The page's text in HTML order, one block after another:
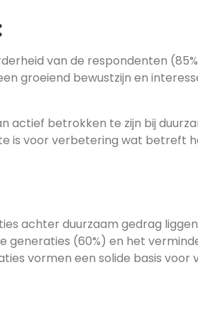
van de respondenten
groeiend bewustzijn en
actief betrokken te zijn bij
is voor verbetering wat betreft
achter duurzaam gedrag
(60%) en het
vormen een solide basis voor